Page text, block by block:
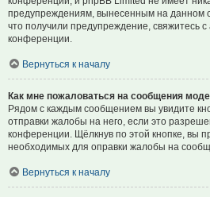
предупреждениям, вынесенным на данном
что получили предупреждение, свяжитесь
конференции.
Вернуться к началу
Как мне пожаловаться на сообщения
Рядом с каждым сообщением вы увидите
отправки жалобы на него, если это
конференции. Щёлкнув по этой кнопке, вы
необходимых для оправки жалобы на
Вернуться к началу